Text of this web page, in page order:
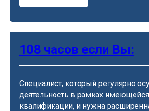
108 часов если Вы:
Специалист, который регулярно
деятельность в рамках имеющейся
квалификации, и нужна